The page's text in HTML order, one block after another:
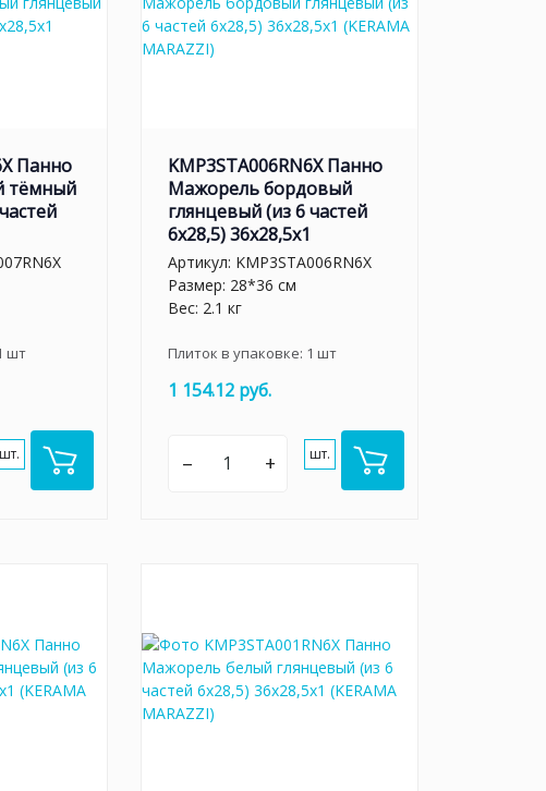
Панно
тёмный
шт
шт.
KMP3STA006RN6X Панно
Мажорель бордовый
глянцевый (из 6 частей
6х28,5) 36x28,5x1
Артикул: KMP3STA006RN6X
Размер: 28*36 см
Вес: 2.1 кг
Плиток в упаковке: 1 шт
1 154.12 руб.
– + шт.